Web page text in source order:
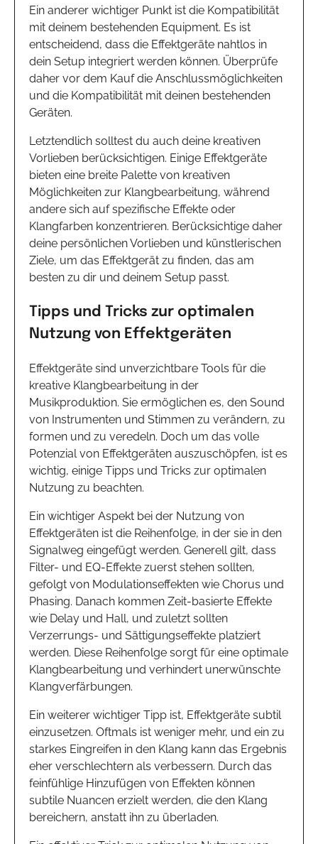
Ein anderer wichtiger Punkt ist die Kompatibilität
mit deinem bestehenden Equipment. Es ist
entscheidend, dass die Effektgeräte nahtlos in
dein Setup integriert werden können. Überprüfe
daher vor dem Kauf die Anschlussmöglichkeiten
und die Kompatibilität mit deinen bestehenden
Geräten.
Letztendlich solltest du auch deine kreativen
Vorlieben berücksichtigen. Einige Effektgeräte
bieten eine breite Palette von kreativen
Möglichkeiten zur Klangbearbeitung, während
andere sich auf spezifische Effekte oder
Klangfarben konzentrieren. Berücksichtige daher
deine persönlichen Vorlieben und künstlerischen
Ziele, um das Effektgerät zu finden, das am
besten zu dir und deinem Setup passt.
Tipps und Tricks zur optimalen
Nutzung von Effektgeräten
Effektgeräte sind unverzichtbare Tools für die
kreative Klangbearbeitung in der
Musikproduktion. Sie ermöglichen es, den Sound
von Instrumenten und Stimmen zu verändern, zu
formen und zu veredeln. Doch um das volle
Potenzial von Effektgeräten auszuschöpfen, ist es
wichtig, einige Tipps und Tricks zur optimalen
Nutzung zu beachten.
Ein wichtiger Aspekt bei der Nutzung von
Effektgeräten ist die Reihenfolge, in der sie in den
Signalweg eingefügt werden. Generell gilt, dass
Filter- und EQ-Effekte zuerst stehen sollten,
gefolgt von Modulationseffekten wie Chorus und
Phasing. Danach kommen Zeit-basierte Effekte
wie Delay und Hall, und zuletzt sollten
Verzerrungs- und Sättigungseffekte platziert
werden. Diese Reihenfolge sorgt für eine optimale
Klangbearbeitung und verhindert unerwünschte
Klangverfärbungen.
Ein weiterer wichtiger Tipp ist, Effektgeräte subtil
einzusetzen. Oftmals ist weniger mehr, und ein zu
starkes Eingreifen in den Klang kann das Ergebnis
eher verschlechtern als verbessern. Durch das
feinfühlige Hinzufügen von Effekten können
subtile Nuancen erzielt werden, die den Klang
bereichern, anstatt ihn zu überladen.